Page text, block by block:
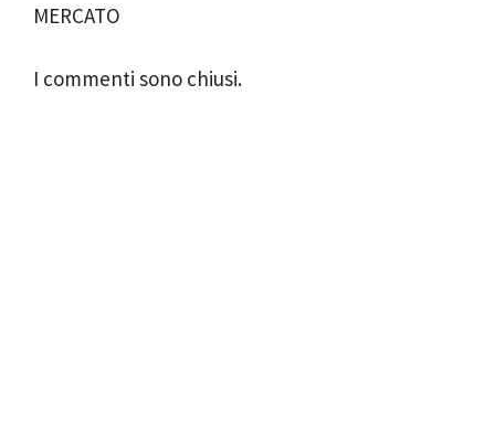
MERCATO
I commenti sono chiusi.